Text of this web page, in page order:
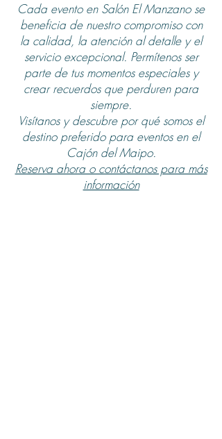
Cada evento en Salón El Manzano se
beneficia de nuestro compromiso con
la calidad, la atención al detalle y el
servicio excepcional. Permítenos ser
parte de tus momentos especiales y
crear recuerdos que perduren para
siempre.
Visítanos y descubre por qué somos el
destino preferido para eventos en el
Cajón del Maipo.
Reserva ahora o contáctanos para más
información